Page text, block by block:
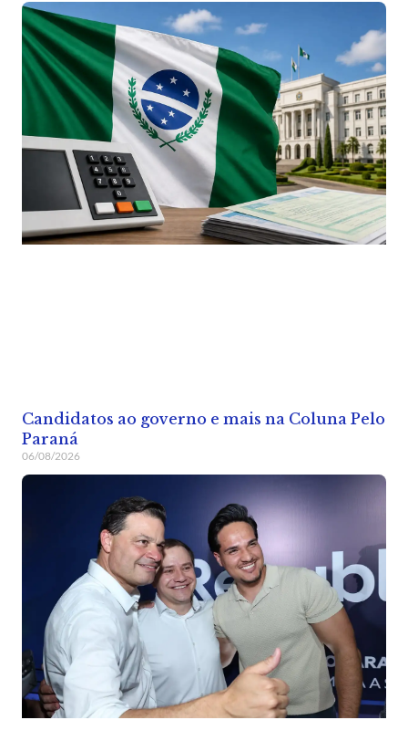
Candidatos ao governo e mais na Coluna Pelo
Paraná
06/08/2026